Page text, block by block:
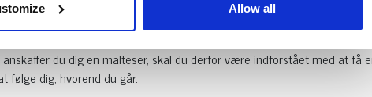
Allow all
og behov
som knytter sig meget til sin ejer. Grundet racens historie som en
du dig en malteser, skal du derfor være indforstået med at få
følge dig, hvorend du går.